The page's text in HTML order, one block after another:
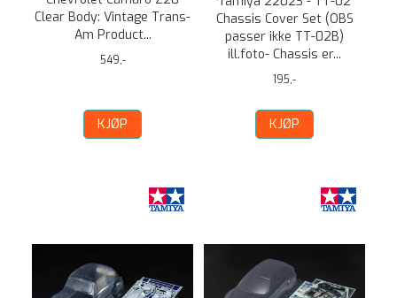
Clear Body: Vintage Trans-
Am Product...
549,-
KJØP
Chassis Cover Set (OBS
passer ikke TT-02B)
ill.foto- Chassis er...
195,-
KJØP